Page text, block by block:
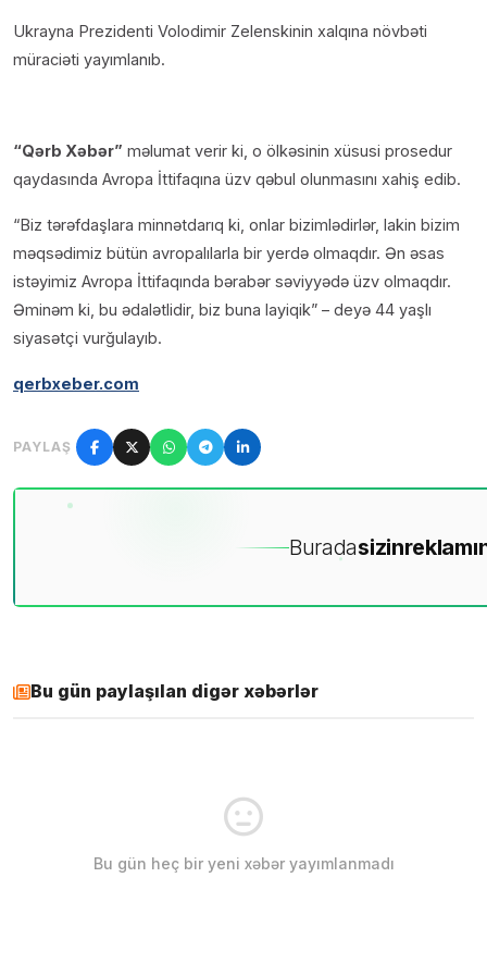
Ukrayna Prezidenti Volodimir Zelenskinin xalqına növbəti
müraciəti yayımlanıb.
“Qərb Xəbər” məlumat verir ki, o ölkəsinin xüsusi prosedur
qaydasında Avropa İttifaqına üzv qəbul olunmasını xahiş edib.
“Biz tərəfdaşlara minnətdarıq ki, onlar bizimlədirlər, lakin bizim
məqsədimiz bütün avropalılarla bir yerdə olmaqdır. Ən əsas
istəyimiz Avropa İttifaqında bərabər səviyyədə üzv olmaqdır.
Əminəm ki, bu ədalətlidir, biz buna layiqik” – deyə 44 yaşlı
siyasətçi vurğulayıb.
qerbxeber.com
PAYLAŞ
Buradasizin
Bu gün paylaşılan digər xəbərlər
Bu gün heç bir yeni xəbər yayımlanmadı